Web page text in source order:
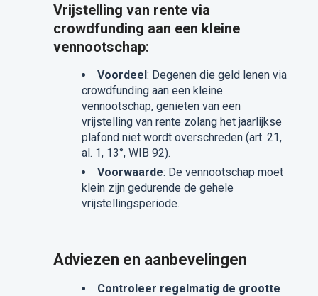
Vrijstelling van rente via
crowdfunding aan een kleine
vennootschap:
Voordeel: Degenen die geld lenen via
crowdfunding aan een kleine
vennootschap, genieten van een
vrijstelling van rente zolang het jaarlijkse
plafond niet wordt overschreden (art. 21,
al. 1, 13°, WIB 92).
Voorwaarde: De vennootschap moet
klein zijn gedurende de gehele
vrijstellingsperiode.
Adviezen en aanbevelingen
Controleer regelmatig de grootte